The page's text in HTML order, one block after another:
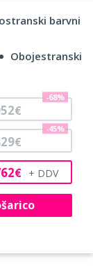
barvni
Obojestranski
€
€
-45%
€
-68%